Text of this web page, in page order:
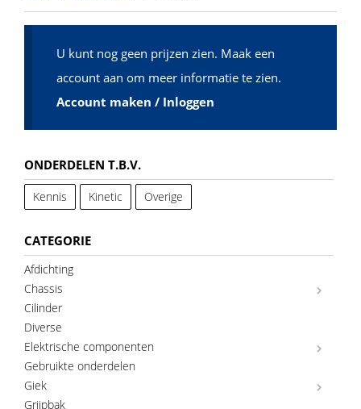
Account maken / Inloggen
U kunt nog geen prijzen zien. Maak een
account aan om meer informatie te zien.
ONDERDELEN T.B.V.
Kennis Kinetic Overige
CATEGORIE
Afdichting
Chassis
Cilinder
Diverse
Elektrische componenten
Gebruikte onderdelen
Giek
Grijpbak